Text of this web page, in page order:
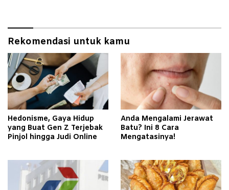
Rekomendasi untuk kamu
Hedonisme, Gaya Hidup
yang Buat Gen Z Terjebak
Pinjol hingga Judi Online
Anda Mengalami Jerawat
Batu? Ini 8 Cara
Mengatasinya!